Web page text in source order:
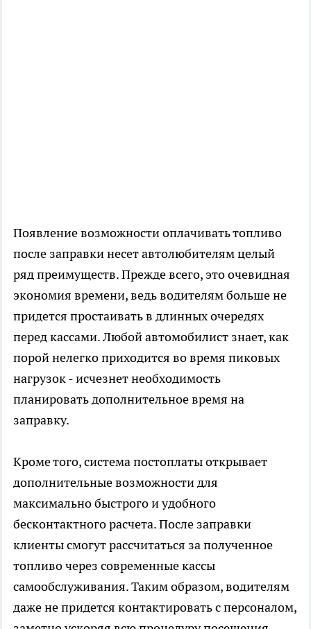
Появление возможности оплачивать топливо
после заправки несет автолюбителям целый
ряд преимуществ. Прежде всего, это очевидная
экономия времени, ведь водителям больше не
придется простаивать в длинных очередях
перед кассами. Любой автомобилист знает, как
порой нелегко приходится во время пиковых
нагрузок - исчезнет необходимость
планировать дополнительное время на
заправку.
Кроме того, система постоплаты открывает
дополнительные возможности для
максимально быстрого и удобного
бесконтактного расчета. После заправки
клиенты смогут рассчитаться за полученное
топливо через современные кассы
самообслуживания. Таким образом, водителям
даже не придется контактировать с персоналом,